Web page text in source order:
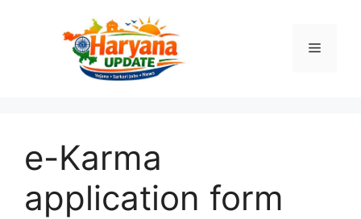
Menu
e-Karma
application form